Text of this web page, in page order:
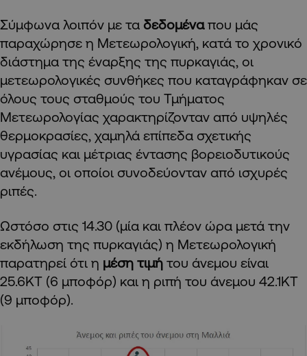
Σύμφωνα λοιπόν με τα δεδομέναπου μάς
παραχώρησε η Μετεωρολογική, κατά το χρονικό
διάστημα της έναρξης της πυρκαγιάς, οι
μετεωρολογικές συνθήκες που καταγράφηκαν σε
όλους τους σταθμούς του Τμήματος
Μετεωρολογίας χαρακτηρίζονταν από υψηλές
θερμοκρασίες, χαμηλά επίπεδα σχετικής
υγρασίας και μέτριας έντασης βορειοδυτικούς
ανέμους, οι οποίοι συνοδεύονταν από ισχυρές
ριπές.
Ωστόσο στις 14.30 (μία και πλέον ώρα μετά την
εκδήλωση της πυρκαγιάς) η Μετεωρολογική
παρατηρεί ότι η μέση τιμή του άνεμου είναι
25.6ΚΤ (6 μποφόρ) και η ριπή του άνεμου 42.1ΚΤ
(9 μποφόρ).